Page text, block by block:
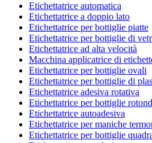
Etichettatrice automatica
Etichettatrice a doppio lato
Etichettatrice per bottiglie piatte
Etichettatrice per bottiglie di
Etichettatrice ad alta velocità
Macchina applicatrice di
Etichettatrice per bottiglie ovali
Etichettatrice per bottiglie di
Etichettatrice adesiva rotativa
Etichettatrice per bottiglie
Etichettatrice autoadesiva
Etichettatrice per maniche
Etichettatrice per bottiglie